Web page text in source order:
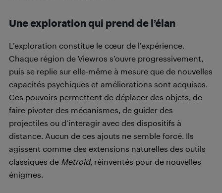
Une exploration qui prend de l’élan
L’exploration constitue le cœur de l’expérience.
Chaque région de Viewros s’ouvre progressivement,
puis se replie sur elle-même à mesure que de nouvelles
capacités psychiques et améliorations sont acquises.
Ces pouvoirs permettent de déplacer des objets, de
faire pivoter des mécanismes, de guider des
projectiles ou d’interagir avec des dispositifs à
distance. Aucun de ces ajouts ne semble forcé. Ils
agissent comme des extensions naturelles des outils
classiques de Metroid, réinventés pour de nouvelles
énigmes.